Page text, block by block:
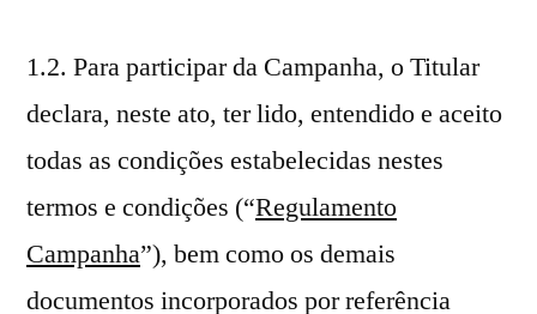
1.2. Para participar da Campanha, o Titular
declara, neste ato, ter lido, entendido e aceito
todas as condições estabelecidas nestes
termos e condições (“Regulamento
Campanha”), bem como os demais
documentos incorporados por referência